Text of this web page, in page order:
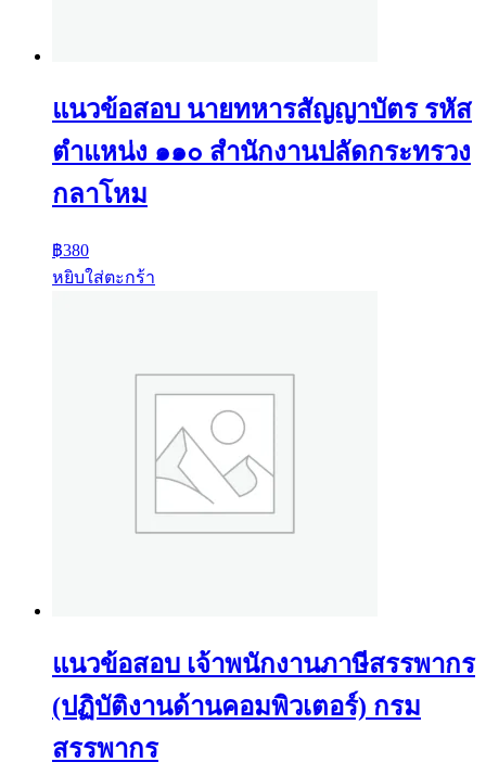
แนวข้อสอบ นายทหารสัญญาบัตร รหัส
ตำแหน่ง ๑๑๐ สำนักงานปลัดกระทรวง
กลาโหม
฿380
หยิบใส่ตะกร้า
แนวข้อสอบ เจ้าพนักงานภาษีสรรพากร
(ปฏิบัติงานด้านคอมพิวเตอร์) กรม
สรรพากร